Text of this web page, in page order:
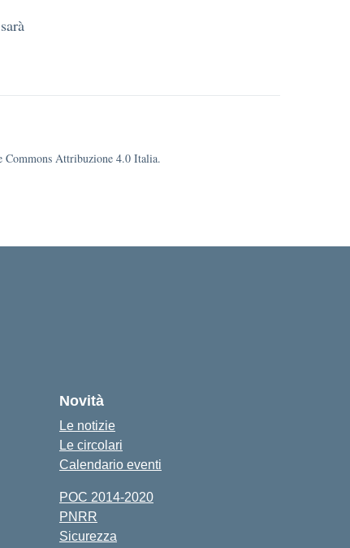
sarà
Commons Attribuzione 4.0 Italia.
Novità
Le notizie
Le circolari
Calendario eventi
POC 2014-2020
PNRR
Sicurezza